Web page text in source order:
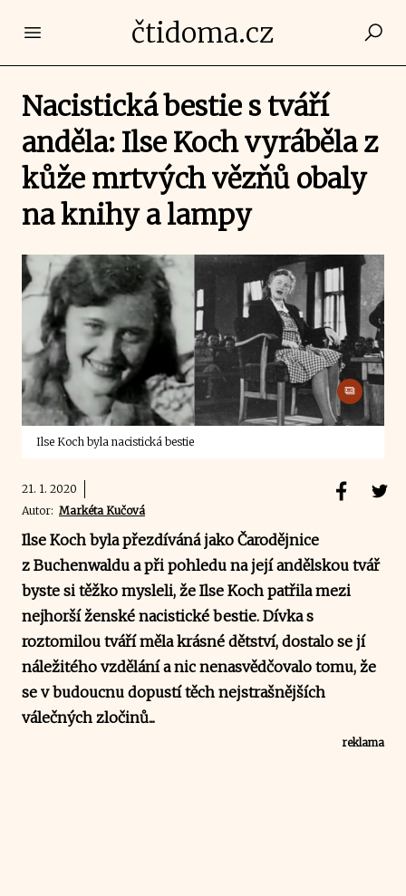
Open main menučtidoma.cz
Nacistická bestie s tváří
anděla: Ilse Koch vyráběla z
kůže mrtvých vězňů obaly
na knihy a lampy
Ilse Koch byla nacistická bestie
21. 1. 2020
Autor: Markéta Kučová
Ilse Koch byla přezdíváná jako Čarodějnice
z Buchenwaldu a při pohledu na její andělskou tvář
byste si těžko mysleli, že Ilse Koch patřila mezi
nejhorší ženské nacistické bestie. Dívka s
roztomilou tváří měla krásné dětství, dostalo se jí
náležitého vzdělání a nic nenasvědčovalo tomu, že
se v budoucnu dopustí těch nejstrašnějších
válečných zločinů...
reklama